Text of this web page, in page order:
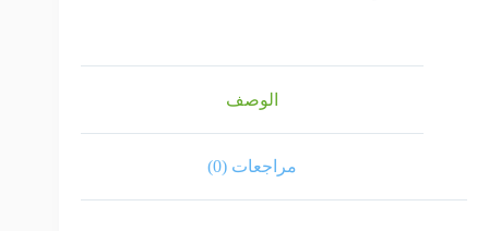
الوصف
مراجعات (0)